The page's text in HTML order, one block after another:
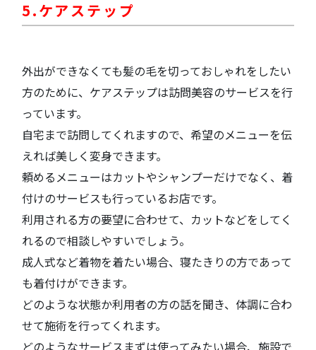
5.ケアステップ
外出ができなくても髪の毛を切っておしゃれをしたい
方のために、ケアステップは訪問美容のサービスを行
っています。
自宅まで訪問してくれますので、希望のメニューを伝
えれば美しく変身できます。
頼めるメニューはカットやシャンプーだけでなく、着
付けのサービスも行っているお店です。
利用される方の要望に合わせて、カットなどをしてく
れるので相談しやすいでしょう。
成人式など着物を着たい場合、寝たきりの方であって
も着付けができます。
どのような状態か利用者の方の話を聞き、体調に合わ
せて施術を行ってくれます。
どのようなサービスまずは使ってみたい場合、施設で